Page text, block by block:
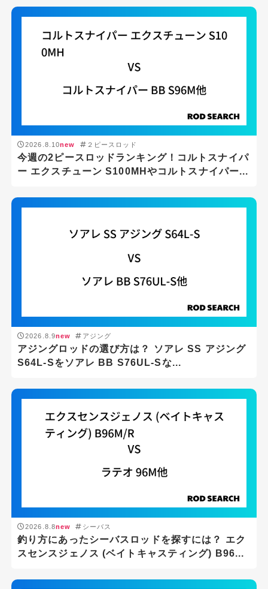
2026.8.10new ２ピースロッド
今週の2ピースロッドランキング！コルトスナイパ
ー エクスチューン S100MHやコルトスナイパー...
2026.8.9new アジング
アジングロッドの選び方は？ ソアレ SS アジング
S64L-Sをソアレ BB S76UL-Sな...
2026.8.8new シーバス
釣り方にあったシーバスロッドを探すには？ エク
スセンスジェノス (ベイトキャスティング) B96...